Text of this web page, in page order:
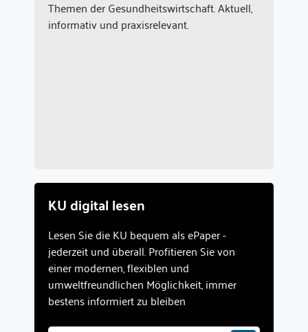
Themen der Gesundheitswirtschaft. Aktuell,
informativ und praxisrelevant.
KU digital lesen
Lesen Sie die KU bequem als ePaper -
jederzeit und überall. Profitieren Sie von
einer modernen, flexiblen und
umweltfreundlichen Möglichkeit, immer
bestens informiert zu bleiben